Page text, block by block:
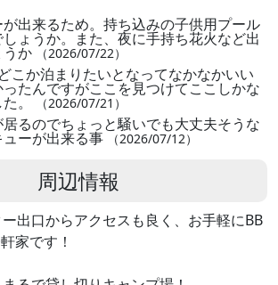
出来るため。持ち込みの子供用プール
ょうか。また、夜に手持ち花火など出
か （2026/07/22）
こか泊まりたいとなってなかなかいい
たんですがここを見つけてここしかな
。 （2026/07/21）
るのでちょっと騒いでも大丈夫そうな
ーが出来る事 （2026/07/12）
周辺情報
出口からアクセスも良く、お手軽にBB
家です！